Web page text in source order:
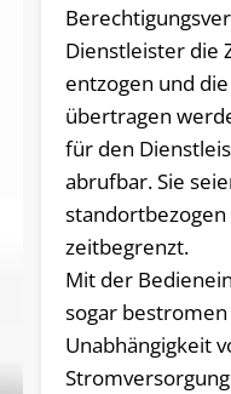
Dienstleister die
entzogen und
übertragen
für den
abrufbar. Sie
zeitbegrenzt.
Mit der
sogar
Unabhängigkeit